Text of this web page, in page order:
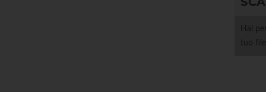
Hai
tuo